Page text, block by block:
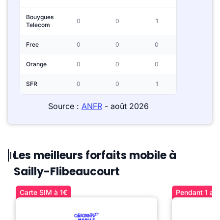
Bouygues
Telecom
0 0 1
Free 0 0 0
Orange 0 0 0
SFR 0 0 1
Source : ANFR- août 2026
Les meilleurs forfaits mobile à
Sailly-Flibeaucourt
Carte SIM à 1€ Pendant 1